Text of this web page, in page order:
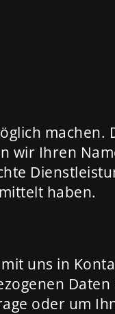
machen.
wir Ihren
haben.
uns in
oder um